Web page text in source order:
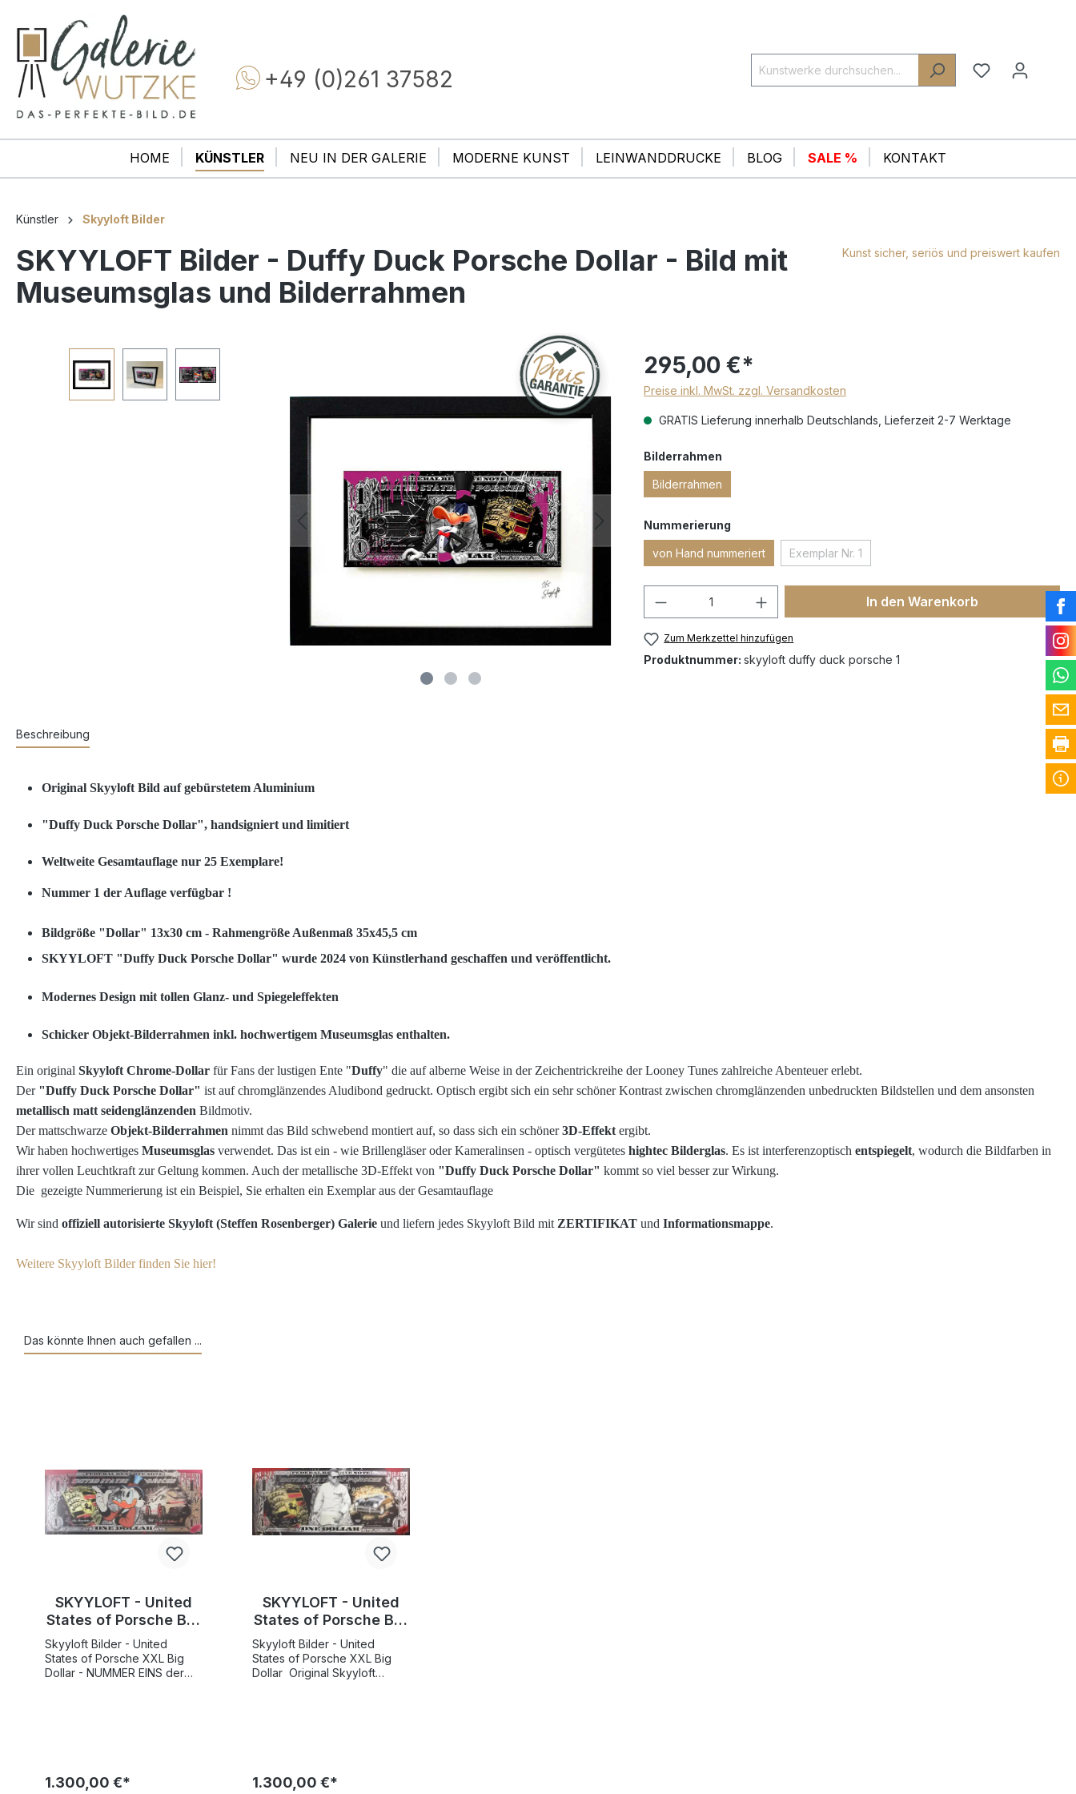
+49 (0)261 37582
HOME KÜNSTLER NEU IN DER GALERIE MODERNE KUNST LEINWANDDRUCKE BLOG SALE % KONTAKT
Künstler Skyyloft Bilder
SKYYLOFT Bilder - Duffy Duck Porsche Dollar - Bild mit
Museumsglas und Bilderrahmen
Kunst sicher, seriös und preiswert kaufen
295,00 €*
Preise inkl. MwSt. zzgl. Versandkosten
GRATIS Lieferung innerhalb Deutschlands, Lieferzeit 2-7 Werktage
Bilderrahmen
Bilderrahmen
Nummerierung
von Hand nummeriert Exemplar Nr. 1
In den Warenkorb
Zum Merkzettel hinzufügen
Produktnummer: skyyloft duffy duck porsche 1
Beschreibung
Original Skyyloft Bild auf gebürstetem Aluminium
"Duffy Duck Porsche Dollar", handsigniert und limitiert
Weltweite Gesamtauflage nur 25 Exemplare!
Nummer 1 der Auflage verfügbar !
Bildgröße "Dollar" 13x30 cm - Rahmengröße Außenmaß 35x45,5 cm
SKYYLOFT "Duffy Duck Porsche Dollar" wurde 2024 von Künstlerhand geschaffen und veröffentlicht.
Modernes Design mit tollen Glanz- und Spiegeleffekten
Schicker Objekt-Bilderrahmen inkl. hochwertigem Museumsglas enthalten.
Ein original Skyyloft Chrome-Dollar für Fans der lustigen Ente "Duffy" die auf alberne Weise in der Zeichentrickreihe der Looney Tunes zahlreiche Abenteuer erlebt.
Der "Duffy Duck Porsche Dollar" ist auf chromglänzendes Aludibond gedruckt. Optisch ergibt sich ein sehr schöner Kontrast zwischen chromglänzenden unbedruckten Bildstellen und dem ansonsten
metallisch matt seidenglänzenden Bildmotiv.
Der mattschwarze Objekt-Bilderrahmen nimmt das Bild schwebend montiert auf, so dass sich ein schöner3D-Effekt ergibt.
Wir haben hochwertiges Museumsglas verwendet. Das ist ein - wie Brillengläser oder Kameralinsen - optisch vergütetes hightec Bilderglas. Es ist interferenzoptisch entspiegelt, wodurch die Bildfarben in
ihrer vollen Leuchtkraft zur Geltung kommen. Auch der metallische 3D-Effekt von "Duffy Duck Porsche Dollar" kommt so viel besser zur Wirkung.
Die gezeigte Nummerierung ist ein Beispiel, Sie erhalten ein Exemplar aus der Gesamtauflage
Wir sind offiziell autorisierte Skyyloft (Steffen Rosenberger) Galerie und liefern jedes Skyyloft Bild mit ZERTIFIKAT und Informationsmappe.
Weitere Skyyloft Bilder finden Sie hier!
Das könnte Ihnen auch gefallen ...
SKYYLOFT - United
States of Porsche Big
Dollar - NUMMER EINS
der Auflage
Skyyloft Bilder - United
States of Porsche XXL Big
Dollar - NUMMER EINS der
25 Exemplare! Sie erhalten
1.300,00 €*
SKYYLOFT - United
States of Porsche Big
Dollar
Skyyloft Bilder - United
States of Porsche XXL Big
Dollar Original Skyyloft
STATES OF PORSCHE BIG
1.300,00 €*